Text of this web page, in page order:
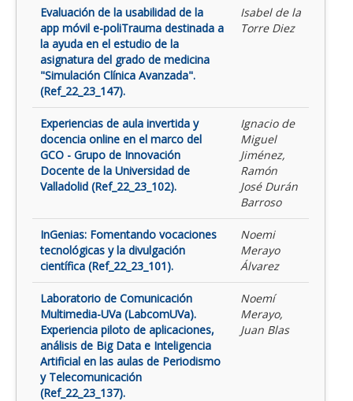
Evaluación de la usabilidad de la
app móvil e-poliTrauma destinada a
la ayuda en el estudio de la
asignatura del grado de medicina
"Simulación Clínica Avanzada".
(Ref_22_23_147).
Isabel de la
Torre Diez
Experiencias de aula invertida y
docencia online en el marco del
GCO - Grupo de Innovación
Docente de la Universidad de
Valladolid (Ref_22_23_102).
Ignacio de
Miguel
Jiménez,
Ramón
José Durán
Barroso
InGenias: Fomentando vocaciones
tecnológicas y la divulgación
científica (Ref_22_23_101).
Noemi
Merayo
Álvarez
Laboratorio de Comunicación
Multimedia-UVa (LabcomUVa).
Experiencia piloto de aplicaciones,
análisis de Big Data e Inteligencia
Artificial en las aulas de Periodismo
y Telecomunicación
(Ref_22_23_137).
Noemí
Merayo,
Juan Blas